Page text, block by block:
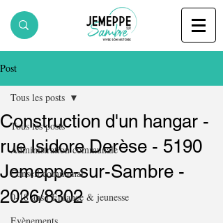
Post
Tous les posts
Administration communale
Conseil communal
0-18 ans | Enfance & jeunesse
Tous les posts
Construction d'un hangar -
rue Isidore Derèse - 5190
Jemeppe-sur-Sambre -
2026/8302